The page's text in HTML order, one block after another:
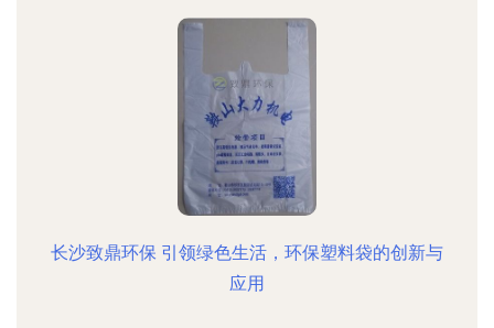
长沙致鼎环保 引领绿色生活，环保塑料袋的创新与
应用